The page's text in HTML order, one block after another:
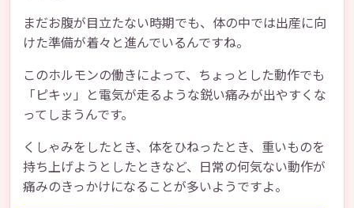
まだお腹が目立たない時期でも、体の中では出産に向
けた準備が着々と進んでいるんですね。
このホルモンの働きによって、ちょっとした動作でも
「ピキッ」と電気が走るような鋭い痛みが出やすくな
ってしまうんです。
くしゃみをしたとき、体をひねったとき、重いものを
持ち上げようとしたときなど、日常の何気ない動作が
痛みのきっかけになることが多いようですよ。